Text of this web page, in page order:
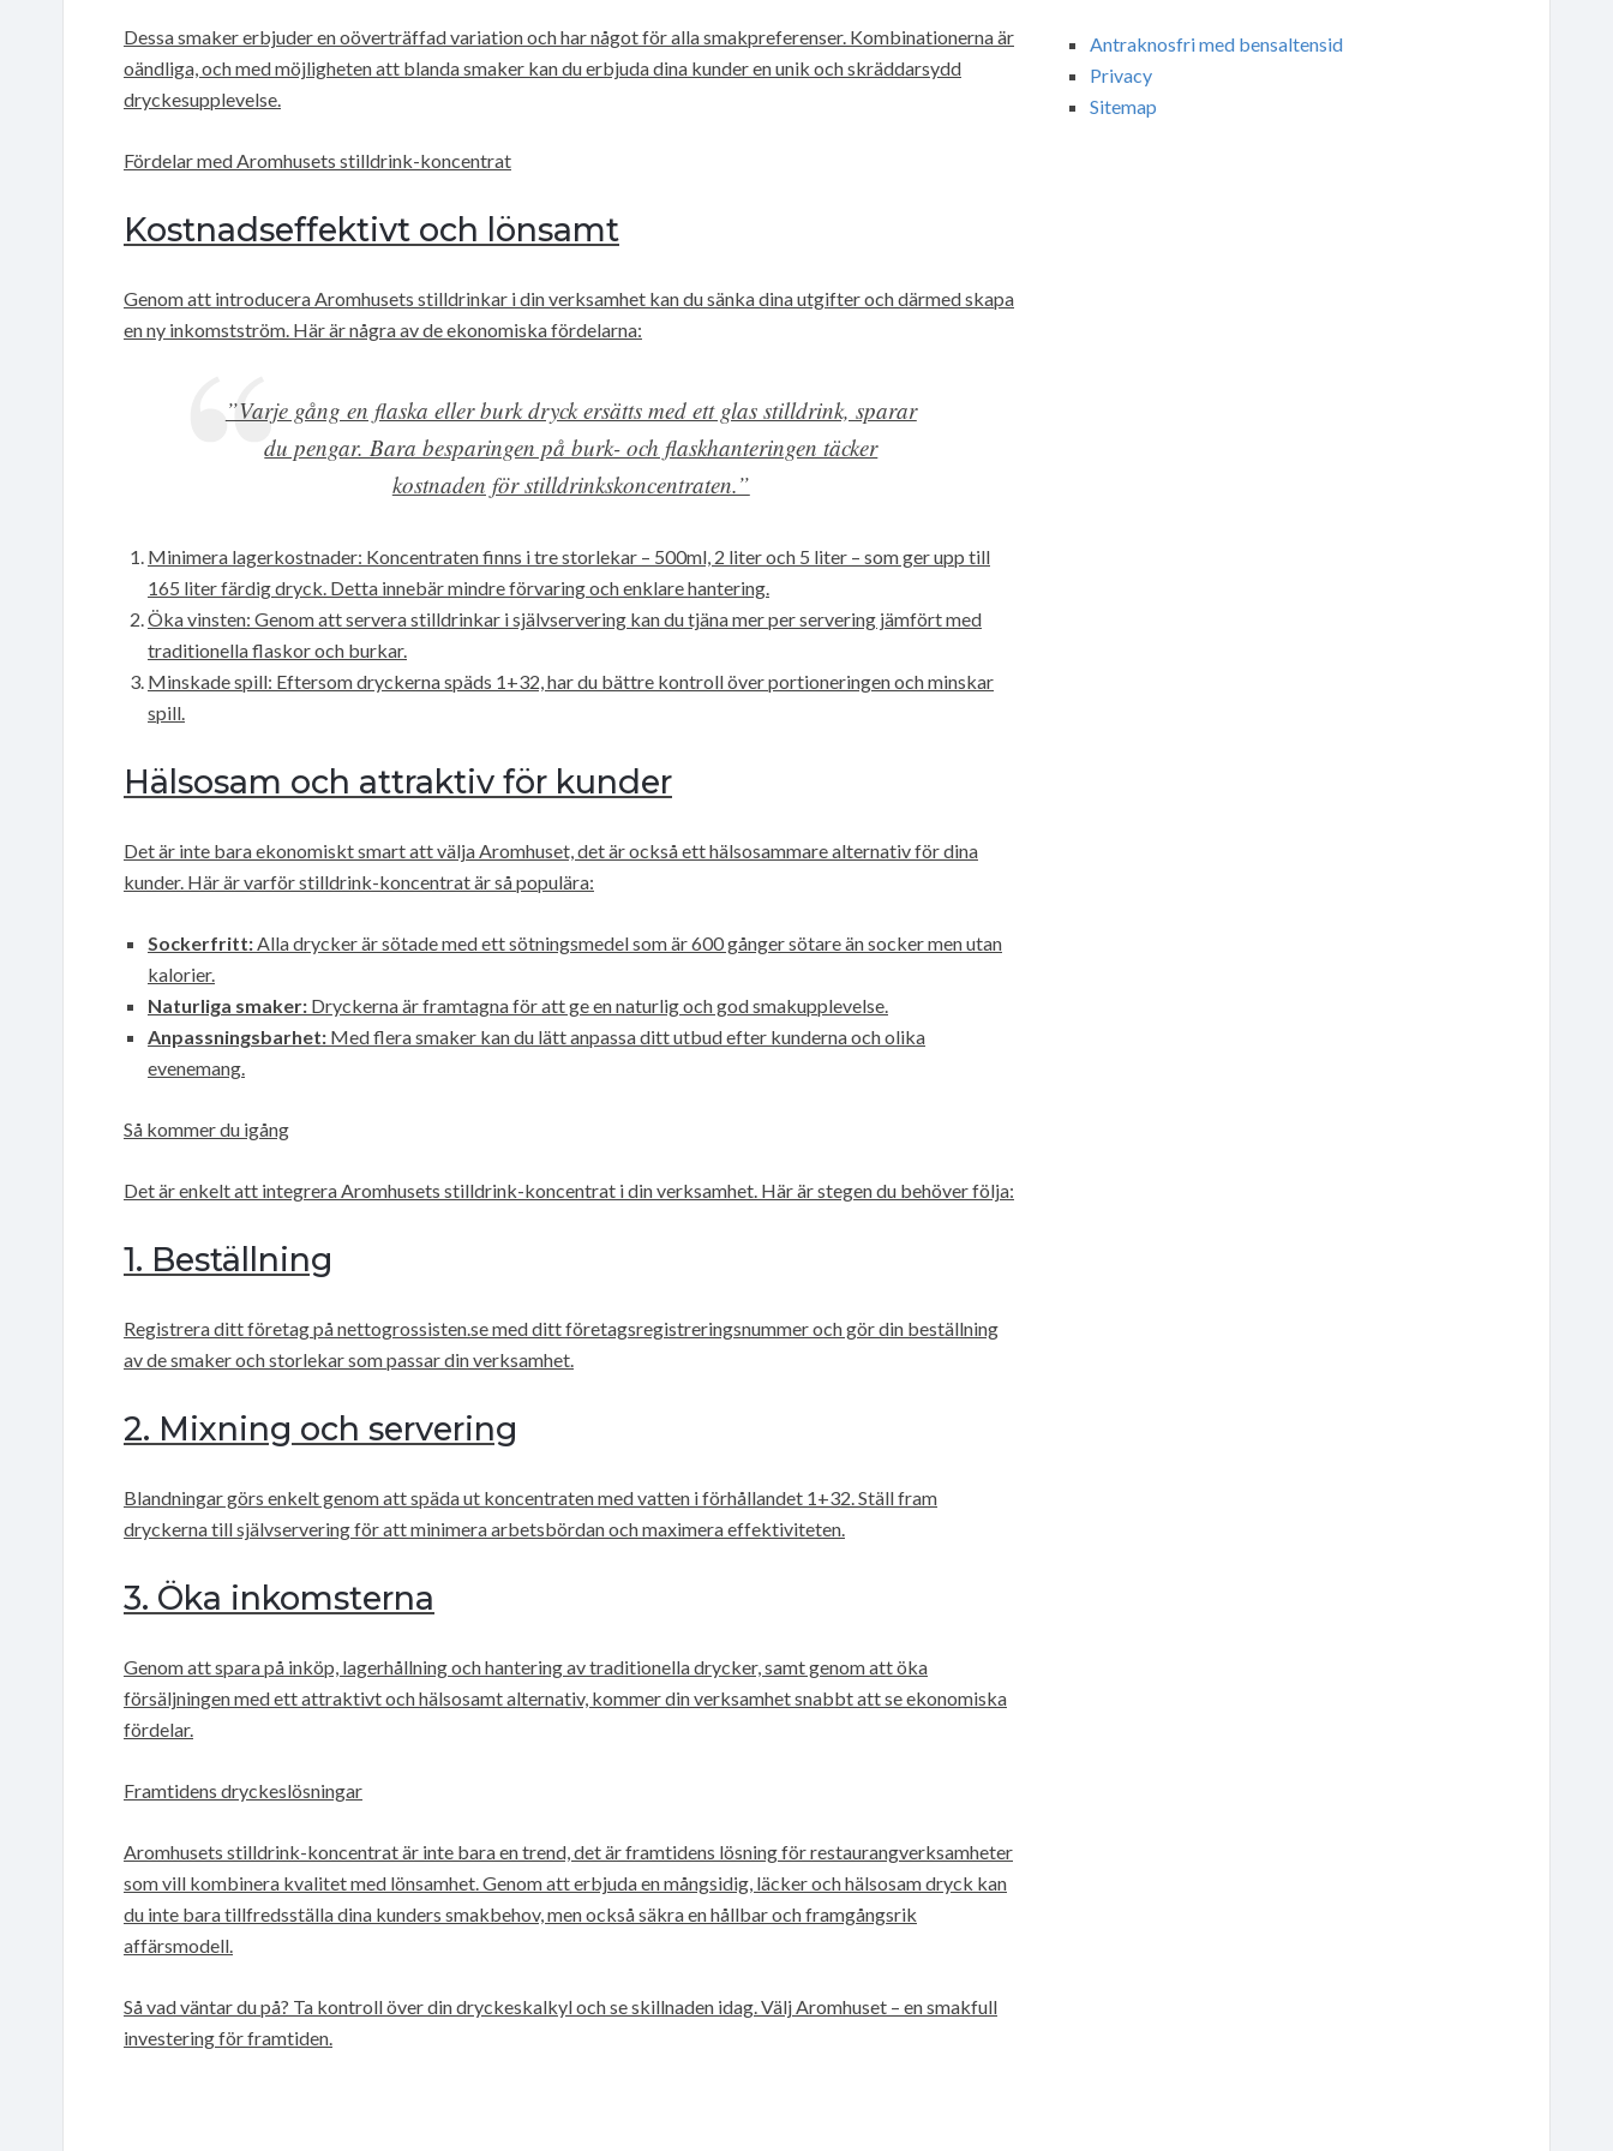
Dessa smaker erbjuder en oöverträffad variation och har något för alla smakpreferenser. Kombinationerna är
oändliga, och med möjligheten att blanda smaker kan du erbjuda dina kunder en unik och skräddarsydd
dryckesupplevelse.
Fördelar med Aromhusets stilldrink-koncentrat
Kostnadseffektivt och lönsamt
Genom att introducera Aromhusets stilldrinkar i din verksamhet kan du sänka dina utgifter och därmed skapa
en ny inkomstström. Här är några av de ekonomiska fördelarna:
”Varje gång en flaska eller burk dryck ersätts med ett glas stilldrink, sparar
du pengar. Bara besparingen på burk- och flaskhanteringen täcker
kostnaden för stilldrinkskoncentraten.”
Minimera lagerkostnader: Koncentraten finns i tre storlekar – 500ml, 2 liter och 5 liter – som ger upp till
165 liter färdig dryck. Detta innebär mindre förvaring och enklare hantering.
Öka vinsten: Genom att servera stilldrinkar i självservering kan du tjäna mer per servering jämfört med
traditionella flaskor och burkar.
Minskade spill: Eftersom dryckerna späds 1+32, har du bättre kontroll över portioneringen och minskar
spill.
Hälsosam och attraktiv för kunder
Det är inte bara ekonomiskt smart att välja Aromhuset, det är också ett hälsosammare alternativ för dina
kunder. Här är varför stilldrink-koncentrat är så populära:
Sockerfritt:Alla drycker är sötade med ett sötningsmedel som är 600 gånger sötare än socker men utan
kalorier.
Naturliga smaker: Dryckerna är framtagna för att ge en naturlig och god smakupplevelse.
Anpassningsbarhet: Med flera smaker kan du lätt anpassa ditt utbud efter kunderna och olika
evenemang.
Så kommer du igång
Det är enkelt att integrera Aromhusets stilldrink-koncentrat i din verksamhet. Här är stegen du behöver följa:
1. Beställning
Registrera ditt företag på nettogrossisten.se med ditt företagsregistreringsnummer och gör din beställning
av de smaker och storlekar som passar din verksamhet.
2. Mixning och servering
Blandningar görs enkelt genom att späda ut koncentraten med vatten i förhållandet 1+32. Ställ fram
dryckerna till självservering för att minimera arbetsbördan och maximera effektiviteten.
3. Öka inkomsterna
Genom att spara på inköp, lagerhållning och hantering av traditionella drycker, samt genom att öka
försäljningen med ett attraktivt och hälsosamt alternativ, kommer din verksamhet snabbt att se ekonomiska
fördelar.
Framtidens dryckeslösningar
Aromhusets stilldrink-koncentrat är inte bara en trend, det är framtidens lösning för restaurangverksamheter
som vill kombinera kvalitet med lönsamhet. Genom att erbjuda en mångsidig, läcker och hälsosam dryck kan
du inte bara tillfredsställa dina kunders smakbehov, men också säkra en hållbar och framgångsrik
affärsmodell.
Så vad väntar du på? Ta kontroll över din dryckeskalkyl och se skillnaden idag. Välj Aromhuset – en smakfull
investering för framtiden.
Antraknosfri med bensaltensid
Privacy
Sitemap